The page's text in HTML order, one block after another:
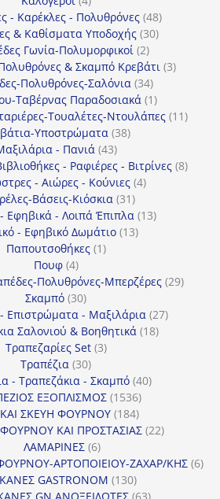
προϊόντα
- Καρέκλες - Πολυθρόνες 4848
προϊόντα
& Καθίσματα Υποδοχής 3030
Γωνία-Πολυμορφικοί 22
προϊόντα
& Σκαμπό Κρεβάτι 33
Πολυθρόνες-Σαλόνια 3434
προϊόντα
Ταβέρνας Παραδοσιακά 11
προϊόν
Τουαλέτες-Ντουλάπες 1111
Υποστρώματα 3838
- Πανιά 4343
προϊόντα
- Ραφιέρες - Βιτρίνες 88
- Αιώρες - Κούνιες 44
Βάσεις-Κιόσκια 3131
προϊόντα
Εφηβικά - Λοιπά Έπιπλα 1313
- Εφηβικό Δωμάτιο 1313
Παπουτσοθήκες 11
Πουφ 44
προϊόντα
Πολυθρόνες-Μπερζέρες 2929
Σκαμπό 3030
προϊόντα
Επιστρώματα - Μαξιλάρια 2727
Σαλονιού & Βοηθητικά 1818
Τραπεζαρίες Set 33
Τραπέζια 3030
προϊόντα
- Τραπεζάκια - Σκαμπό 4040
ΕΞΟΠΛΙΣΜΟΣ 15361536
προϊόντα
ΚΑΙ ΣΚΕΥΗ ΦΟΥΡΝΟΥ 184184
προϊόντα
ΚΑΙ ΠΡΟΣΤΑΣΙΑΣ 2222
ΛΑΜΑΡΙΝΕΣ 66
προϊόντα
ΑΡΤΟΠΟΙΕΙΟΥ-ΖΑΧΑΡ/ΚΗΣ 66
GASTRONOM 130130
προϊόντα
63